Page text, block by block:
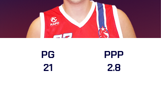
PG
21
PPP
2.8